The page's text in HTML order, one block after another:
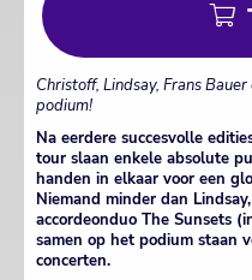
Christoff, Lindsay, Frans
podium!
Na eerdere succesvolle
tour slaan enkele absolute
handen in elkaar voor een
Niemand minder dan
accordeonduo The Sunsets
samen op het podium staan
concerten.